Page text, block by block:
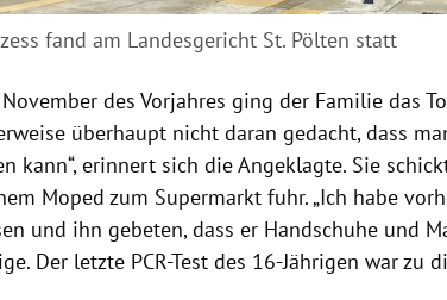
fand am Landesgericht St. Pölten statt
des Vorjahres ging der Familie das
überhaupt nicht daran gedacht, dass
kann“, erinnert sich die Angeklagte. Sie
Moped zum Supermarkt fuhr. „Ich habe
und ihn gebeten, dass er Handschuhe und
Der letzte PCR-Test des 16-Jährigen war zu